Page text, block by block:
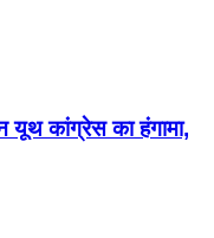
कांग्रेस का हंगामा,